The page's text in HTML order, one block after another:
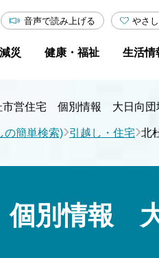
音声で読み上げる やさ
災 健康・福祉 生活情
市営住宅 個別情報 大日向団
の簡単検索)›引越し・住宅›北
別情報